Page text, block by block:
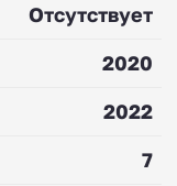
Отсутствует
2020
2022
7